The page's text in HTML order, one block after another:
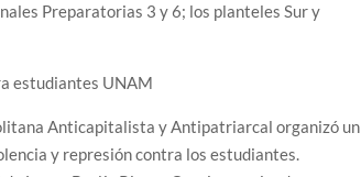
Preparatorias 3 y 6; los planteles Sur y
estudiantes UNAM
Anticapitalista y Antipatriarcal organizó un
y represión contra los estudiantes.